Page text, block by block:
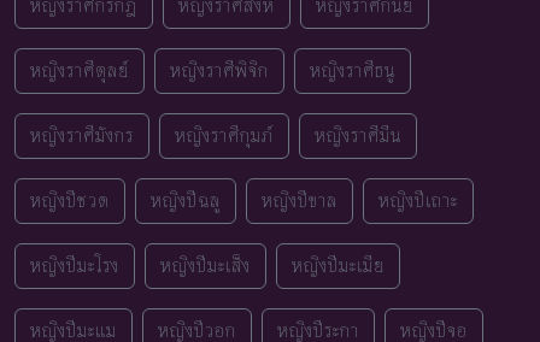
หญิงราศีกรกฎ หญิงราศีสิงห์ หญิงราศีกันย์
หญิงราศีตุลย์ หญิงราศีพิจิก หญิงราศีธนู
หญิงราศีมังกร หญิงราศีกุมภ์ หญิงราศีมีน
หญิงปีชวด หญิงปีฉลู หญิงปีขาล หญิงปีเถาะ
หญิงปีมะโรง หญิงปีมะเส็ง หญิงปีมะเมีย
หญิงปีมะแม หญิงปีวอก หญิงปีระกา หญิงปีจอ